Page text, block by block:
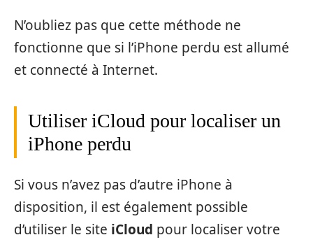
N’oubliez pas que cette méthode ne
fonctionne que si l’iPhone perdu est allumé
et connecté à Internet.
Utiliser iCloud pour localiser un
iPhone perdu
Si vous n’avez pas d’autre iPhone à
disposition, il est également possible
d’utiliser le site iCloud pour localiser votre